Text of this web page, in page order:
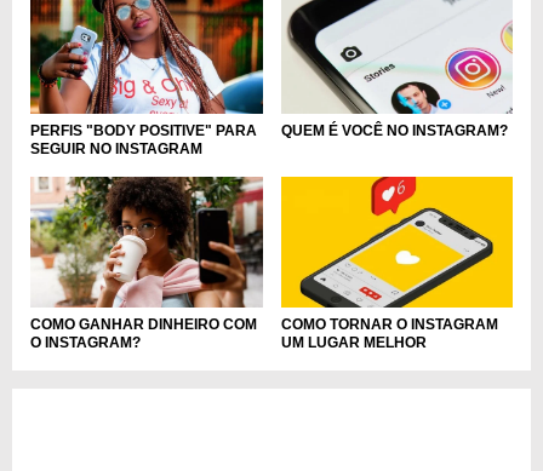
PERFIS "BODY POSITIVE" PARA
SEGUIR NO INSTAGRAM
QUEM É VOCÊ NO INSTAGRAM?
COMO GANHAR DINHEIRO COM
O INSTAGRAM?
COMO TORNAR O INSTAGRAM
UM LUGAR MELHOR